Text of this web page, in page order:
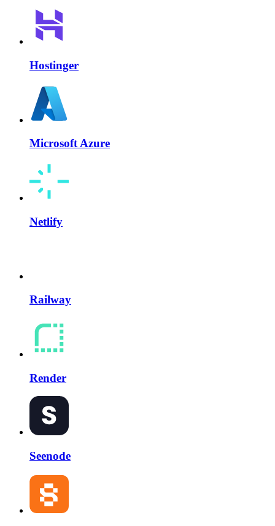
Hostinger
Microsoft Azure
Netlify
Railway
Render
Seenode